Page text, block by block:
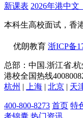
新课表 2026年港中
本科生高校面试，香
优朗教育 浙ICP备
总部：中国.浙江省.
港校全国热线
杭州 | 上海 | 北京 | 天
400-800-8273 首页 特
考锦囊 热门资讯